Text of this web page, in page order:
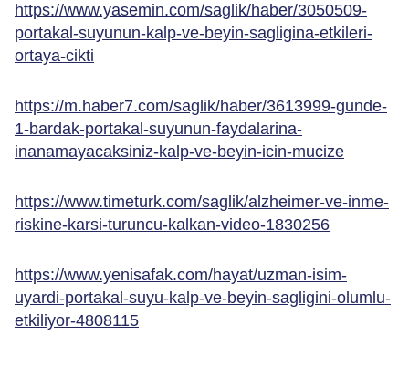
https://www.yasemin.com/saglik/haber/3050509-
portakal-suyunun-kalp-ve-beyin-sagligina-etkileri-
ortaya-cikti
https://m.haber7.com/saglik/haber/3613999-gunde-
1-bardak-portakal-suyunun-faydalarina-
inanamayacaksiniz-kalp-ve-beyin-icin-mucize
https://www.timeturk.com/saglik/alzheimer-ve-inme-
riskine-karsi-turuncu-kalkan-video-1830256
https://www.yenisafak.com/hayat/uzman-isim-
uyardi-portakal-suyu-kalp-ve-beyin-sagligini-olumlu-
etkiliyor-4808115